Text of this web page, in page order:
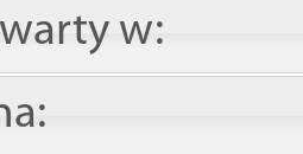
w: